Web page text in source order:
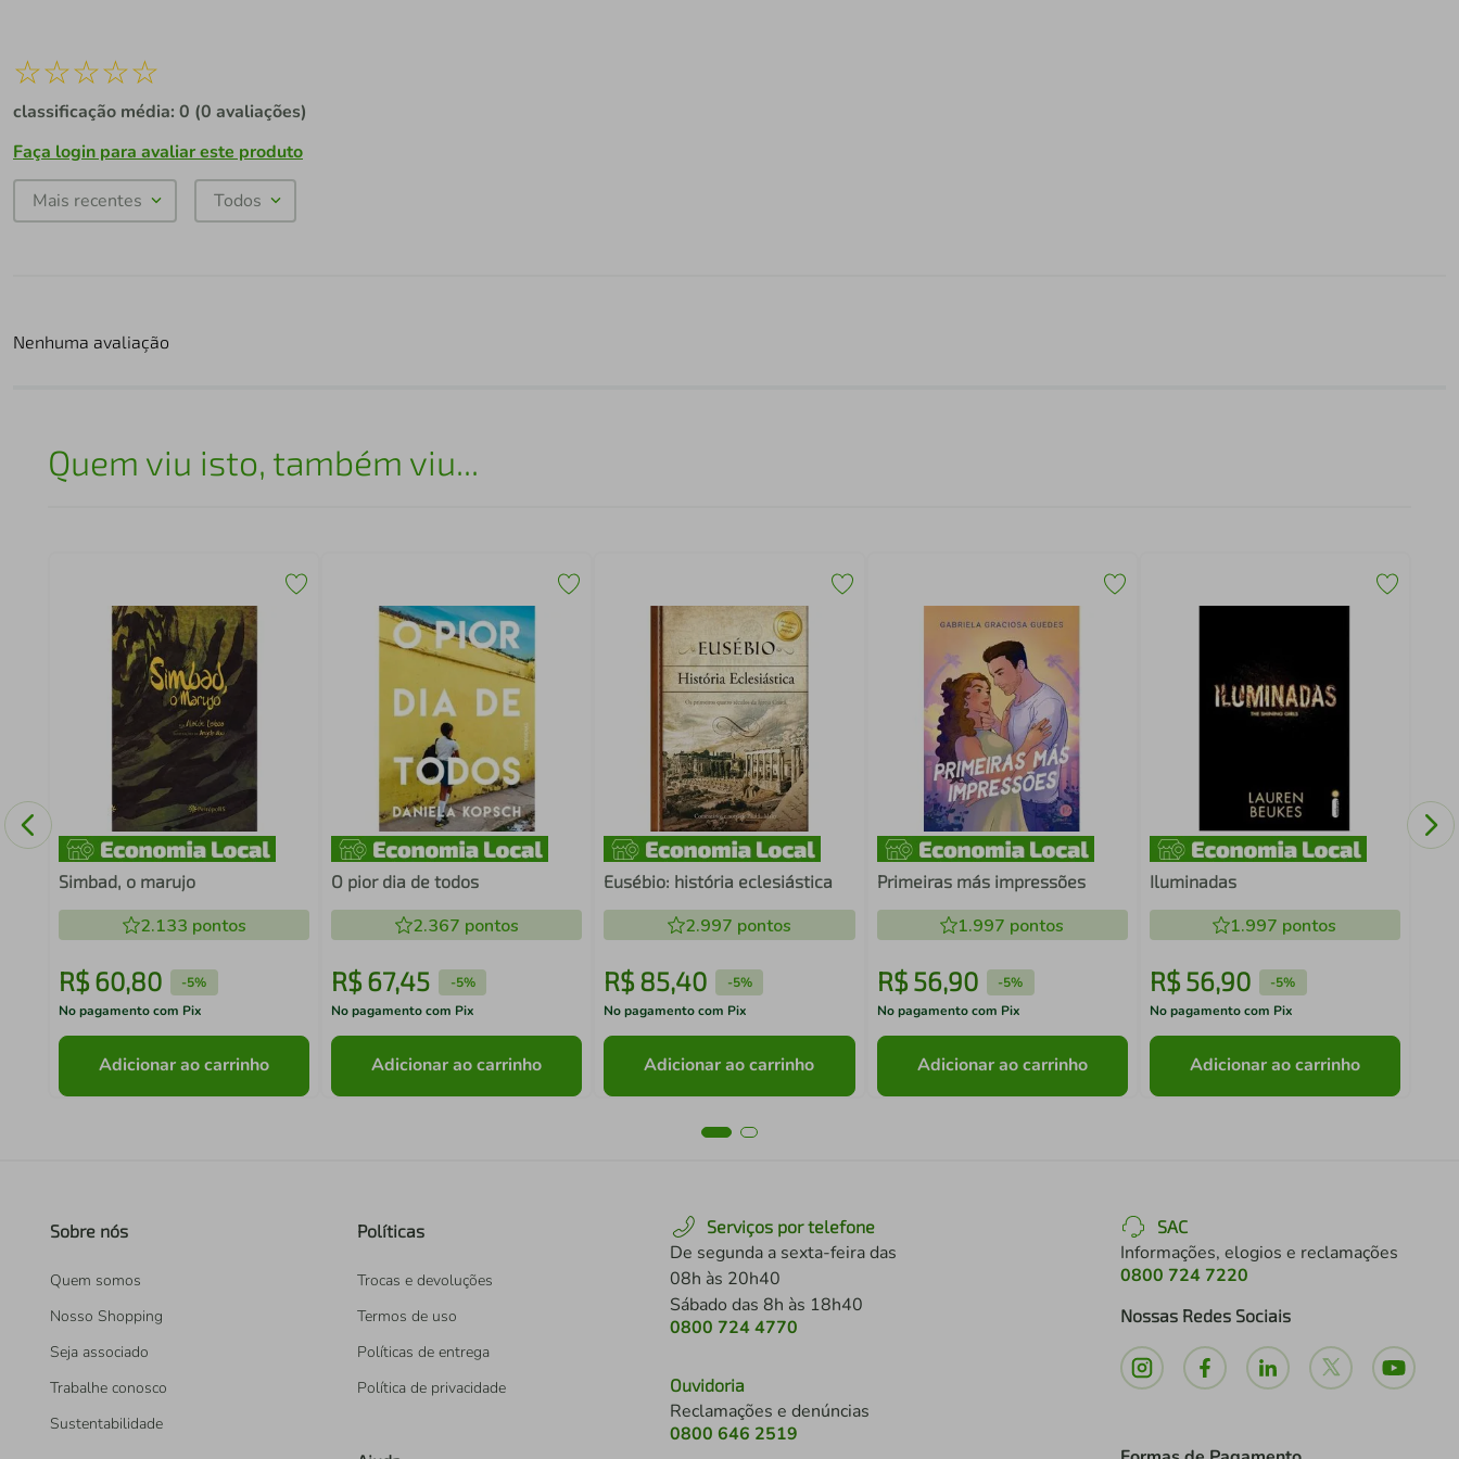
☆☆☆☆☆
classificação média: 0 (0 avaliações)
Faça login para avaliar este produto
Mais recentes Todos
Nenhuma avaliação
Quem viu isto, também viu...
Simbad, o marujo
2.133 pontos
R$ 60,80 -5%
No pagamento com Pix
Adicionar ao carrinho
O pior dia de todos
2.367 pontos
R$ 67,45 -5%
No pagamento com Pix
Adicionar ao carrinho
Eusébio: história eclesiástica
2.997 pontos
R$85,40 -5%
No pagamento com Pix
Adicionar ao carrinho
Primeiras más impressões
1.997 pontos
R$ 56,90 -5%
No pagamento com Pix
Adicionar ao carrinho
Iluminadas
1.997 pontos
R$ 56,90 -5%
No pagamento com Pix
Adicionar ao carrinho
Sobre nós
Quem somos
Nosso Shopping
Seja associado
Trabalhe conosco
Sustentabilidade
Políticas
Trocas e devoluções
Termos de uso
Políticas de entrega
Política de privacidade
Serviços por telefone
De segunda a sexta-feira das
08h às 20h40
Sábado das 8h às 18h40
0800 724 4770
Ouvidoria
Reclamações e denúncias
0800 646 2519
SAC
Informações, elogios e reclamações
0800 724 7220
Nossas Redes Sociais